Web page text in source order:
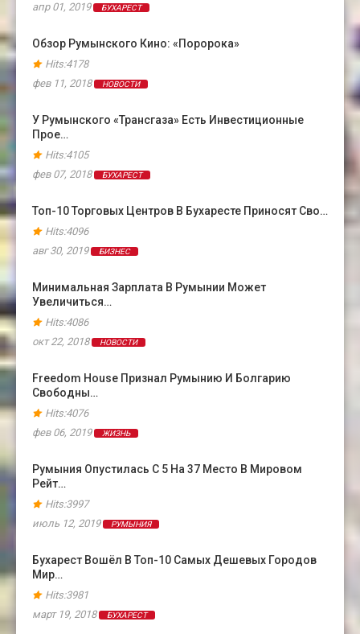
апр 01, 2019
БУХАРЕСТ
Обзор Румынского Кино: «Поророка»
Hits:4178
фев 11, 2018
НОВОСТИ
У Румынского «Трансгаза» Есть Инвестиционные
Прое…
Hits:4105
фев 07, 2018
БУХАРЕСТ
Топ-10 Торговых Центров В Бухаресте Приносят Сво…
Hits:4096
авг 30, 2019
БИЗНЕС
Минимальная Зарплата В Румынии Может
Увеличиться…
Hits:4086
окт 22, 2018
НОВОСТИ
Freedom House Признал Румынию И Болгарию
Свободны…
Hits:4076
фев 06, 2019
ЖИЗНЬ
Румыния Опустилась С 5 На 37 Место В Мировом
Рейт…
Hits:3997
июль 12, 2019
РУМЫНИЯ
Бухарест Вошёл В Топ-10 Самых Дешевых Городов
Мир…
Hits:3981
март 19, 2018
БУХАРЕСТ